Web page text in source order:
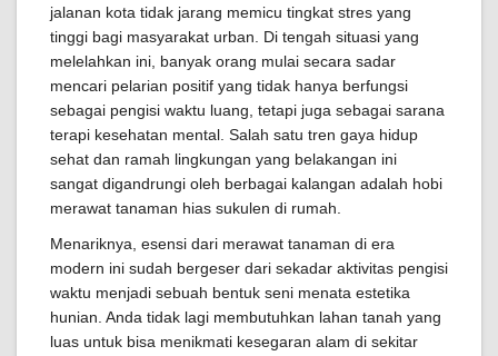
jalanan kota tidak jarang memicu tingkat stres yang
tinggi bagi masyarakat urban. Di tengah situasi yang
melelahkan ini, banyak orang mulai secara sadar
mencari pelarian positif yang tidak hanya berfungsi
sebagai pengisi waktu luang, tetapi juga sebagai sarana
terapi kesehatan mental. Salah satu tren gaya hidup
sehat dan ramah lingkungan yang belakangan ini
sangat digandrungi oleh berbagai kalangan adalah hobi
merawat tanaman hias sukulen di rumah.
Menariknya, esensi dari merawat tanaman di era
modern ini sudah bergeser dari sekadar aktivitas pengisi
waktu menjadi sebuah bentuk seni menata estetika
hunian. Anda tidak lagi membutuhkan lahan tanah yang
luas untuk bisa menikmati kesegaran alam di sekitar